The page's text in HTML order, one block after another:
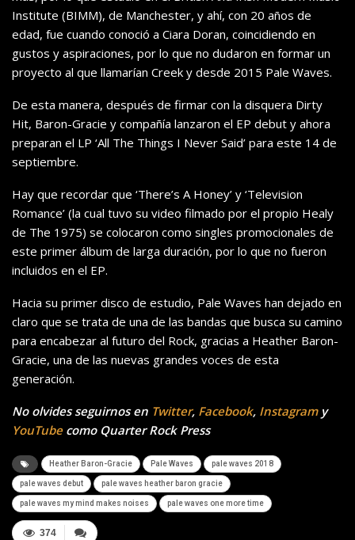
Institute (BIMM), de Manchester, y ahí, con 20 años de
edad, fue cuando conoció a Ciara Doran, coincidiendo en
gustos y aspiraciones, por lo que no dudaron en formar un
proyecto al que llamarían Creek y desde 2015 Pale Waves.
De esta manera, después de firmar con la disquera Dirty
Hit, Baron-Gracie y compañía lanzaron el EP debut y ahora
preparan el LP ‘All The Things I Never Said’ para este 14 de
septiembre.
Hay que recordar que ‘There’s A Honey’ y ‘Television
Romance’ (la cual tuvo su video filmado por el propio Healy
de The 1975) se colocaron como singles promocionales de
este primer álbum de larga duración, por lo que no fueron
incluidos en el EP.
Hacia su primer disco de estudio, Pale Waves han dejado en
claro que se trata de una de las bandas que busca su camino
para encabezar al futuro del Rock, gracias a Heather Baron-
Gracie, una de las nuevas grandes voces de esta
generación.
No olvides seguirnos en Twitter, Facebook, Instagramy
YouTubecomo Quarter Rock Press
Heather Baron-Gracie Pale Waves pale waves 2018
pale waves debut pale waves heather baron gracie
pale waves my mind makes noises pale waves one more time
374